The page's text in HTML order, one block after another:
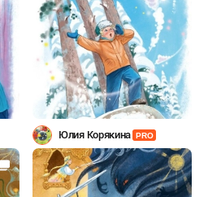
Юлия Корякина PRO